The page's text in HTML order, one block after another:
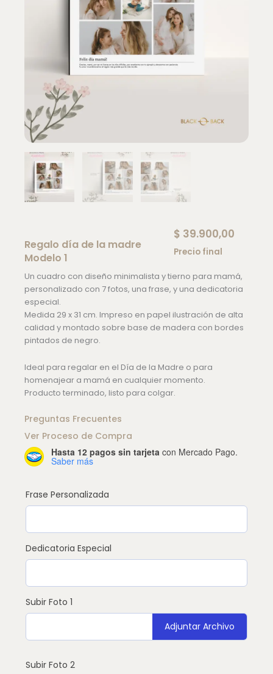
Regalo día de la madre
Modelo 1
$ 39.900,00
Precio final
Un cuadro con diseño minimalista y tierno para mamá,
personalizado con 7 fotos, una frase, y una dedicatoria
especial.
Medida 29 x 31 cm. Impreso en papel ilustración de alta
calidad y montado sobre base de madera con bordes
pintados de negro.
Ideal para regalar en el Día de la Madre o para
homenajear a mamá en cualquier momento.
Producto terminado, listo para colgar.
Preguntas Frecuentes
Ver Proceso de Compra
Hasta 12 pagos sin tarjeta con Mercado Pago.
Saber más
Frase Personalizada
Dedicatoria Especial
Subir Foto 1
Adjuntar Archivo
Subir Foto 2
Regalo
día
la
madre